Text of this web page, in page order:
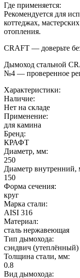
Где применяется:
Рекомендуется для
коттеджах,
отопления.
CRAFT — доверьте
Дымоход стальной
№4 — проверенное
Характеристики:
Наличие:
Нет на складе
Применение:
для камина
Бренд:
КРАФТ
Диаметр, мм:
250
Диаметр внутренний,
150
Форма сечения:
круг
Марка стали:
AISI 316
Материал:
сталь нержавеющая
Тип дымохода:
сэндвич (утеплённый)
Толщина стали, мм:
0.8
Вид дымохода: